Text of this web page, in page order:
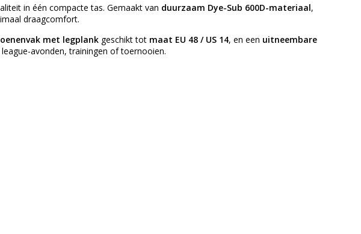
in één compacte tas. Gemaakt van duurzaam Dye-Sub 600D-materiaal,
draagcomfort.
met legplank geschikt tot maat EU 48 / US 14, en een uitneembare
avonden, trainingen of toernooien.